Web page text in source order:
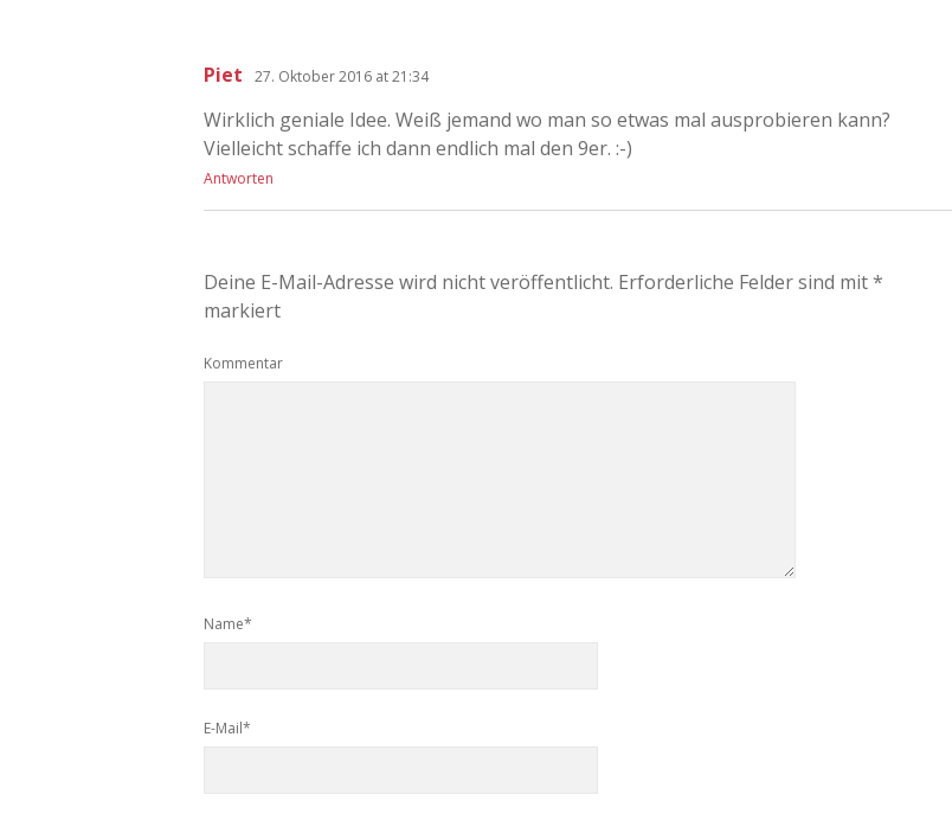
Piet 27. Oktober 2016 at 21:34
Wirklich geniale Idee. Weiß jemand wo man so etwas mal ausprobieren kann?
Vielleicht schaffe ich dann endlich mal den 9er. :-)
Antworten
Deine E-Mail-Adresse wird nicht veröffentlicht. Erforderliche Felder sind mit*
markiert
Kommentar
Name*
E-Mail*